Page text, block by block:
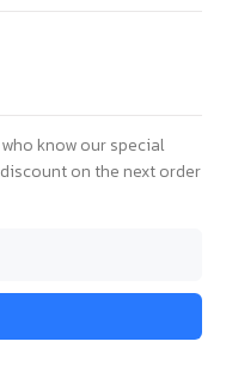
know our special
on the next order